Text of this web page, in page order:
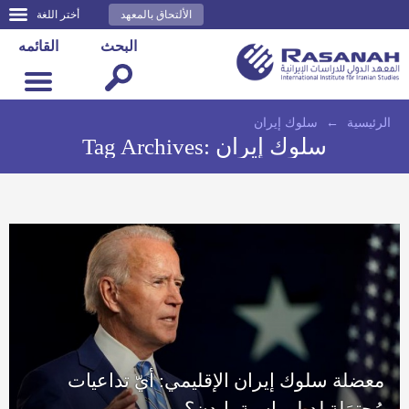
أختر اللغة الألتحاق بالمعهد
القائمه البحث
الرئيسية ← سلوك إيران
Tag Archives: سلوك إيران
معضلة سلوك إيران الإقليمي: أيّ تداعيات